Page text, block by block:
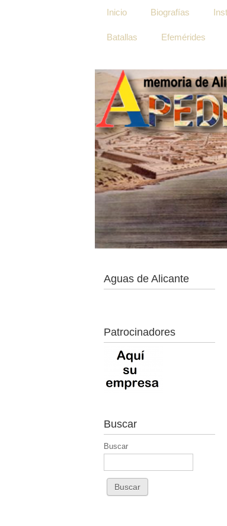
Inicio Biografías
Batallas Efemérides
Aguas de Alicante
Patrocinadores
Buscar
Buscar